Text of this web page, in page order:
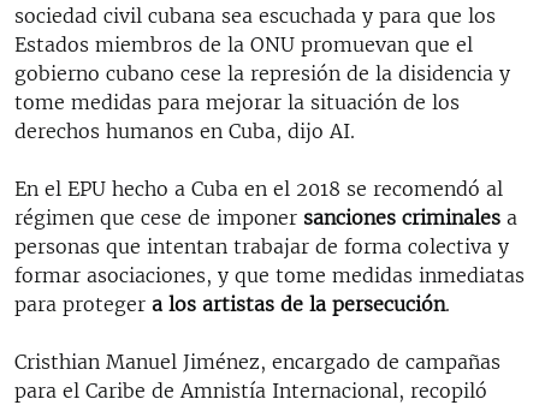
sociedad civil cubana sea escuchada y para que los
Estados miembros de la ONU promuevan que el
gobierno cubano cese la represión de la disidencia y
tome medidas para mejorar la situación de los
derechos humanos en Cuba, dijo AI.
En el EPU hecho a Cuba en el 2018 se recomendó al
régimen que cese de imponer sanciones criminales a
personas que intentan trabajar de forma colectiva y
formar asociaciones, y que tome medidas inmediatas
para proteger a los artistas de la persecución.
Cristhian Manuel Jiménez, encargado de campañas
para el Caribe de Amnistía Internacional, recopiló